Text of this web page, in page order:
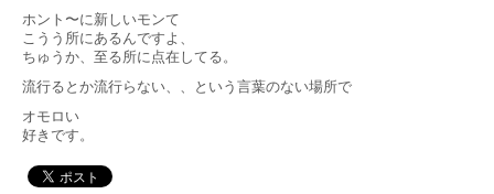
ホント〜に新しいモンて
こうう所にあるんですよ、
ちゅうか、至る所に点在してる。
流行るとか流行らない、、という言葉のない場所で
オモロい
好きです。